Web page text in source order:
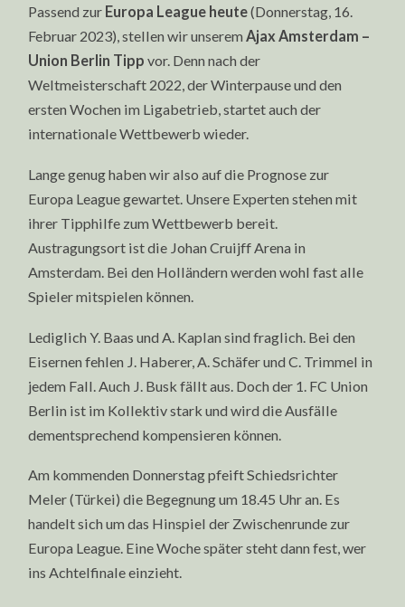
–
UNION
BERLIN
EUROPA
LEAGUE
HEUTE
Passend zur Europa League heute(Donnerstag, 16.
Februar 2023), stellen wir unseremAjax Amsterdam –
Union Berlin Tipp vor. Denn nach der
Weltmeisterschaft 2022, der Winterpause und den
ersten Wochen im Ligabetrieb, startet auch der
internationale Wettbewerb wieder.
Lange genug haben wir also auf die Prognose zur
Europa League gewartet. Unsere Experten stehen mit
ihrer Tipphilfe zum Wettbewerb bereit.
Austragungsort ist die Johan Cruijff Arena in
Amsterdam. Bei den Holländern werden wohl fast alle
Spieler mitspielen können.
Lediglich Y. Baas und A. Kaplan sind fraglich. Bei den
Eisernen fehlen J. Haberer, A. Schäfer und C. Trimmel in
jedem Fall. Auch J. Busk fällt aus. Doch der 1. FC Union
Berlin ist im Kollektiv stark und wird die Ausfälle
dementsprechend kompensieren können.
Am kommenden Donnerstag pfeift Schiedsrichter
Meler (Türkei) die Begegnung um 18.45 Uhr an. Es
handelt sich um das Hinspiel der Zwischenrunde zur
Europa League. Eine Woche später steht dann fest, wer
ins Achtelfinale einzieht.